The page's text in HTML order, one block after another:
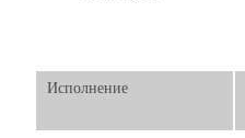
Исполнение